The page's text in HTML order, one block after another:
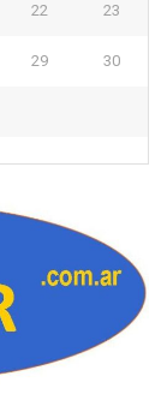
22 23
29 30